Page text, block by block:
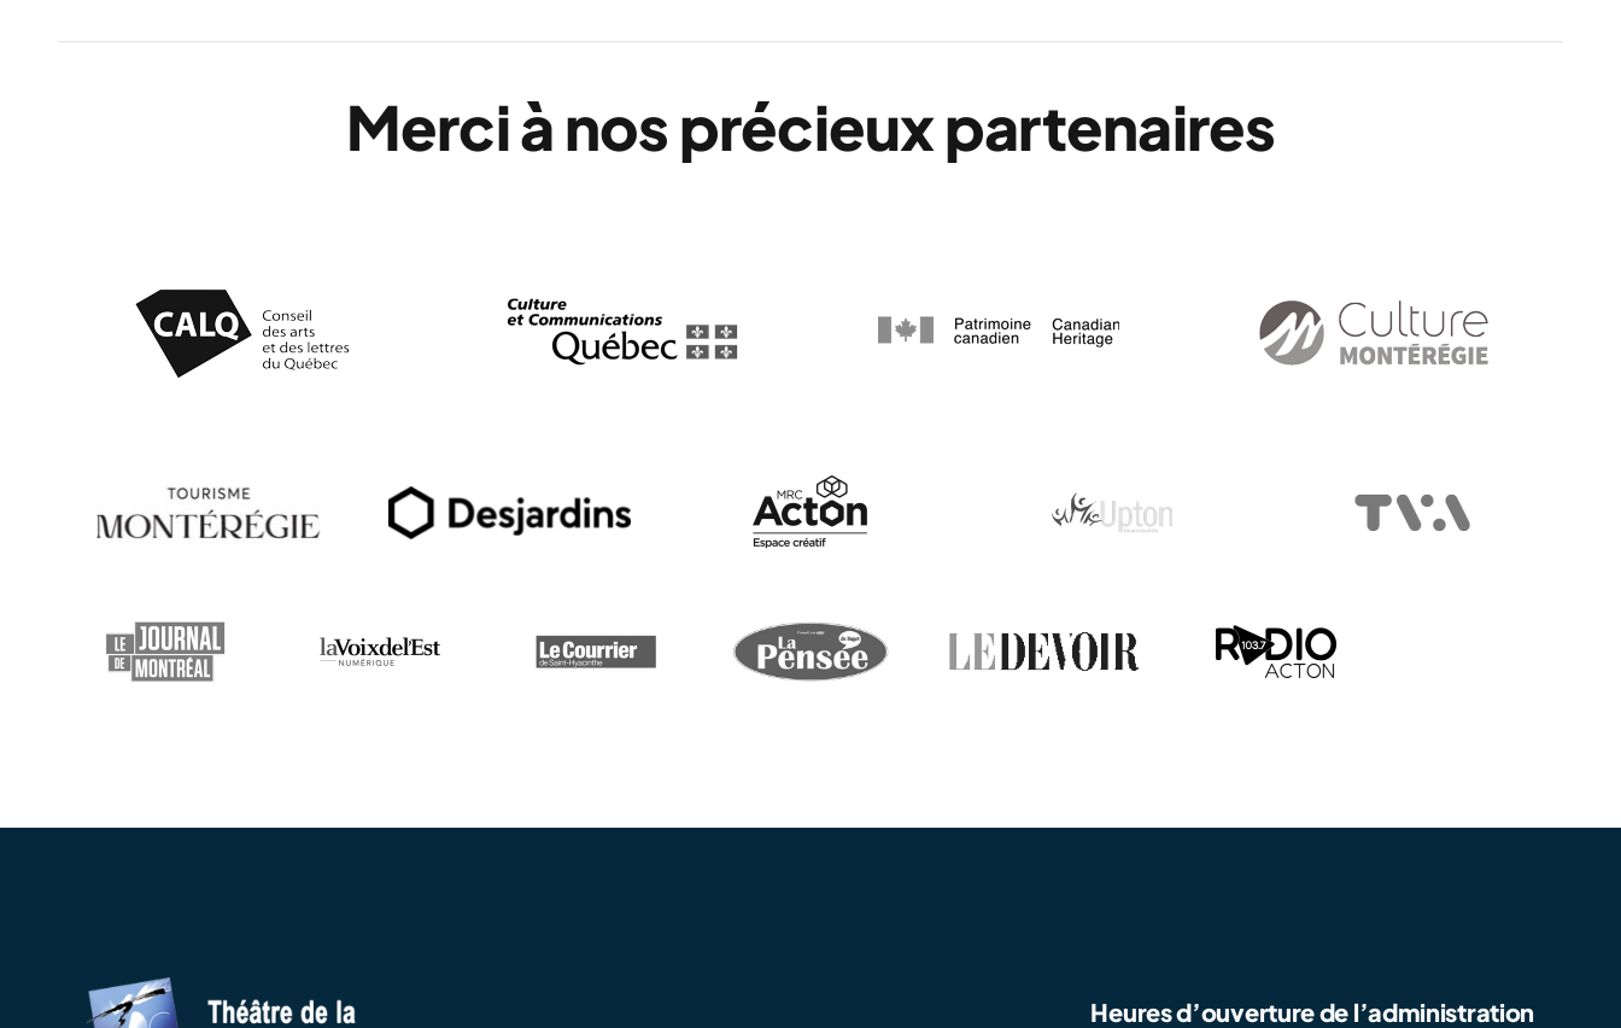
Merci à nos précieux partenaires
Heures d’ouverture de l’administration